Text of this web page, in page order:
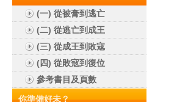
(一) 從被膏到逃亡
(二) 從逃亡到成王
(三) 從成王到敗寇
(四) 從敗寇到復位
參考書目及頁數
你準備好未？